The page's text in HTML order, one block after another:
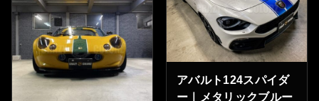
アバルト124スパイダ
ー｜メタリックブルー